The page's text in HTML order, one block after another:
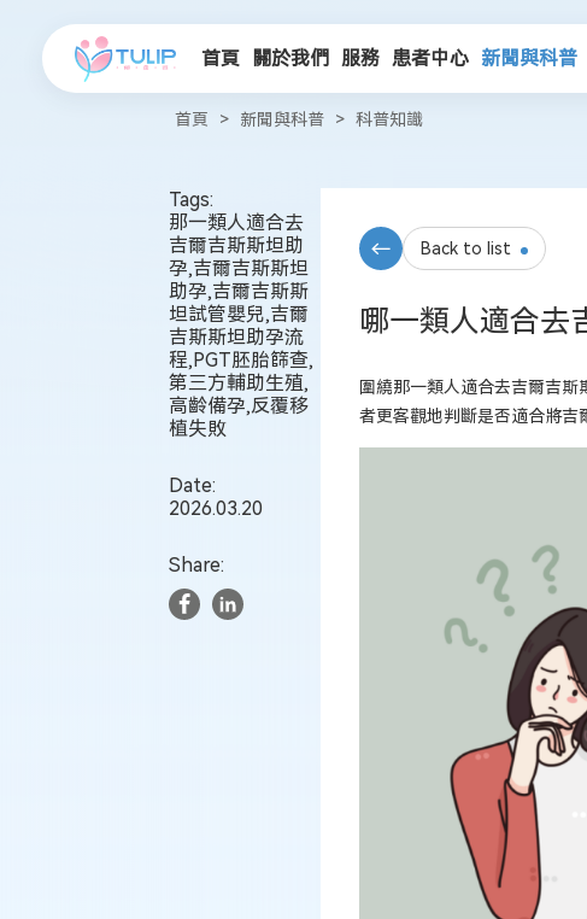
首頁 關於我們 服務 患者中心 新聞與科普
首頁 > 新聞與科普 > 科普知識
Tags:
那一類人適合去
吉爾吉斯斯坦助
孕,吉爾吉斯斯坦
助孕,吉爾吉斯斯
坦試管嬰兒,吉爾
吉斯斯坦助孕流
程,PGT胚胎篩查,
第三方輔助生殖,
高齡備孕,反覆移
植失敗
Date:
2026.03.20
Share:
Back to list
哪一類人適合去
圍繞那一類人適合去吉爾吉
者更客觀地判斷是否適合將吉